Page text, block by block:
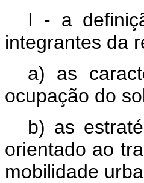
I - a
integrantes da
a) as
ocupação do
b) as
orientado ao
mobilidade